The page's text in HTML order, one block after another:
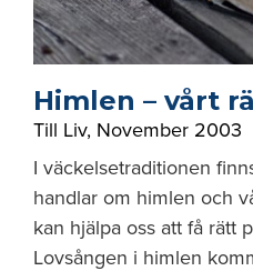
Himlen – vårt
Till Liv, November 2003
I väckelsetraditionen
handlar om himlen och
kan hjälpa oss att få rätt
Lovsången i himlen